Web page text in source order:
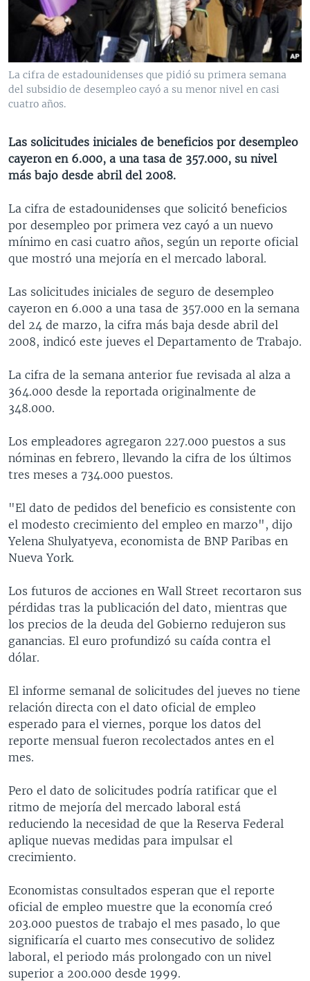
VENEZUELA
BRASIL
NICARAGUA
ECONOMÍA
ENTRETENIMIENTO Y CULTURA
TECNOLOGÍA
DEPORTES
MULTIMEDIA
VIDEOS
FOTOGRAFÍA
AUDIOS
PROGRAMAS TV
EL MUNDO AL DÍA
FORO INTERAMERICANO
LAS CLAVES
PANORAMA
RADIO
AVANCE INFORMATIVO
BUENOS DÍAS AMÉRICA
ESTADOS UNIDOS AL DÍA
FORO [RADIO]
DEPORTIVO INTERNACIONAL
NOTA ECONÓMICA
ENTRETENIMIENTO
DIRECT
Learning English
La cifra de estadounidenses que pidió su primera semana
del subsidio de desempleo cayó a su menor nivel en casi
cuatro años.
Las solicitudes iniciales de beneficios por desempleo
cayeron en 6.000, a una tasa de 357.000, su nivel
más bajo desde abril del 2008.
La cifra de estadounidenses que solicitó beneficios
por desempleo por primera vez cayó a un nuevo
mínimo en casi cuatro años, según un reporte oficial
que mostró una mejoría en el mercado laboral.
Las solicitudes iniciales de seguro de desempleo
cayeron en 6.000 a una tasa de 357.000 en la semana
del 24 de marzo, la cifra más baja desde abril del
2008, indicó este jueves el Departamento de Trabajo.
La cifra de la semana anterior fue revisada al alza a
364.000 desde la reportada originalmente de
348.000.
Los empleadores agregaron 227.000 puestos a sus
nóminas en febrero, llevando la cifra de los últimos
tres meses a 734.000 puestos.
"El dato de pedidos del beneficio es consistente con
el modesto crecimiento del empleo en marzo", dijo
Yelena Shulyatyeva, economista de BNP Paribas en
Nueva York.
Los futuros de acciones en Wall Street recortaron sus
pérdidas tras la publicación del dato, mientras que
los precios de la deuda del Gobierno redujeron sus
ganancias. El euro profundizó su caída contra el
dólar.
El informe semanal de solicitudes del jueves no tiene
relación directa con el dato oficial de empleo
esperado para el viernes, porque los datos del
reporte mensual fueron recolectados antes en el
mes.
Pero el dato de solicitudes podría ratificar que el
ritmo de mejoría del mercado laboral está
reduciendo la necesidad de que la Reserva Federal
aplique nuevas medidas para impulsar el
crecimiento.
Economistas consultados esperan que el reporte
oficial de empleo muestre que la economía creó
203.000 puestos de trabajo el mes pasado, lo que
significaría el cuarto mes consecutivo de solidez
laboral, el periodo más prolongado con un nivel
superior a 200.000 desde 1999.